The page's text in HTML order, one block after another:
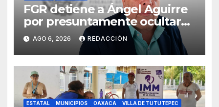
FGR detiene a Ángel Aguirre
por presuntamente ocultar
evidencias del caso
Ayotzinapa
AGO 6, 2026 REDACCIÓN
ESTATAL MUNICIPIOS OAXACA VILLA DE TUTUTEPEC